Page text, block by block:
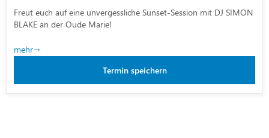
Freut euch auf eine unvergessliche Sunset-Session mit DJ SIMON
BLAKE an der Oude Marie!
mehr
Termin speichern